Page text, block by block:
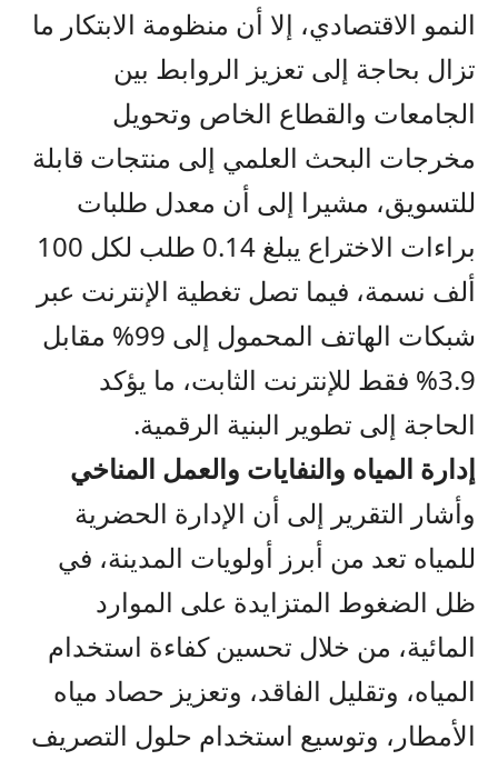
النمو الاقتصادي، إلا أن منظومة الابتكار ما
تزال بحاجة إلى تعزيز الروابط بين
الجامعات والقطاع الخاص وتحويل
مخرجات البحث العلمي إلى منتجات قابلة
للتسويق، مشيرا إلى أن معدل طلبات
براءات الاختراع يبلغ 0.14 طلب لكل 100
ألف نسمة، فيما تصل تغطية الإنترنت عبر
شبكات الهاتف المحمول إلى 99% مقابل
3.9% فقط للإنترنت الثابت، ما يؤكد
الحاجة إلى تطوير البنية الرقمية.
إدارة المياه والنفايات والعمل المناخي
وأشار التقرير إلى أن الإدارة الحضرية
للمياه تعد من أبرز أولويات المدينة، في
ظل الضغوط المتزايدة على الموارد
المائية، من خلال تحسين كفاءة استخدام
المياه، وتقليل الفاقد، وتعزيز حصاد مياه
الأمطار، وتوسيع استخدام حلول التصريف